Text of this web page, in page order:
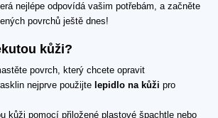
nejlépe odpovídá vašim potřebám, a začněte
povrchů ještě dnes!
kůži?
povrch, který chcete opravit
nejprve použijte lepidlo na kůži pro
kůži pomocí přiložené plastové špachtle nebo